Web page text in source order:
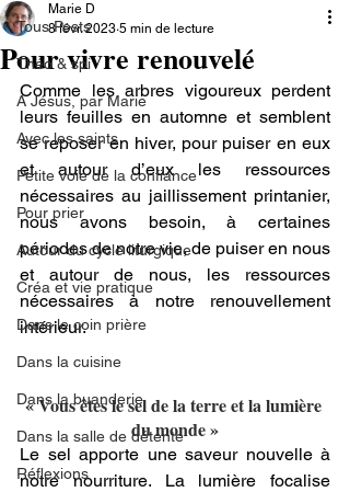
Tous Posts
Théo & spi
A Jésus, par Marie
Avec les saints
Petite voie de la confiance
Pour prier
Autour du cycle liturgique
Créa et vie pratique
Dans le coin prière
Dans la cuisine
Dans la buanderie
Dans la salle de détente
Réflexions
Pour vivre renouvelé
Marie D
8 févr. 2023 5 min de lecture
Comme les arbres vigoureux perdent
leurs feuilles en automne et semblent
se reposer en hiver, pour puiser en eux
et autour d’eux les ressources
nécessaires au jaillissement printanier,
nous avons besoin, à certaines
périodes de notre vie, de puiser en nous
et autour de nous, les ressources
nécessaires à notre renouvellement
intérieur.
« Vous êtes le sel de la terre et la lumière
du monde »
Le sel apporte une saveur nouvelle à
notre nourriture. La lumière focalise